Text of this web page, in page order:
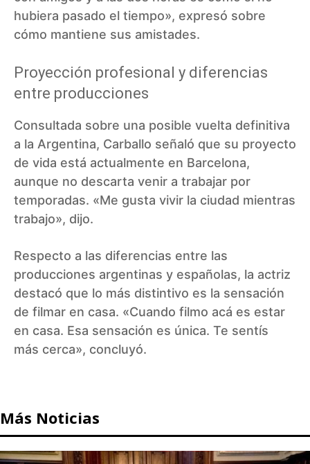
hubiera pasado el tiempo», expresó sobre
cómo mantiene sus amistades.
Proyección profesional y diferencias
entre producciones
Consultada sobre una posible vuelta definitiva
a la Argentina, Carballo señaló que su proyecto
de vida está actualmente en Barcelona,
aunque no descarta venir a trabajar por
temporadas. «Me gusta vivir la ciudad mientras
trabajo», dijo.
Respecto a las diferencias entre las
producciones argentinas y españolas, la actriz
destacó que lo más distintivo es la sensación
de filmar en casa. «Cuando filmo acá es estar
en casa. Esa sensación es única. Te sentís
más cerca», concluyó.
Más Noticias